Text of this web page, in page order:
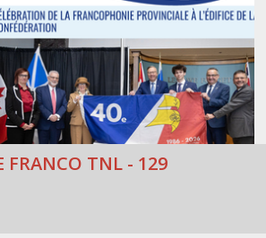
FRANCO TNL - 129